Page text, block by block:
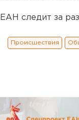
ЕАН следит за
Происшествия